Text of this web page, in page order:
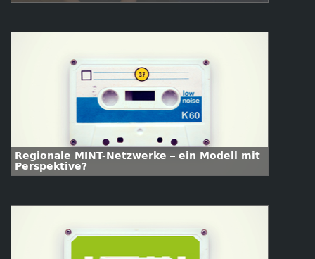
Regionale MINT-Netzwerke – ein Modell mit
Perspektive?